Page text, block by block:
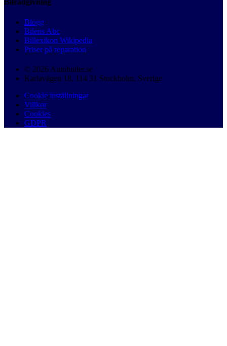
Bilrådgivning
Blogg
Bilens Abc
Billexikon Wikipedia
Priser på reparation
© 2026 Autobutler.se
Karlavägen 18, 114 31 Stockholm, Sverige
Cookie inställningar
Villkor
Cookies
GDPR